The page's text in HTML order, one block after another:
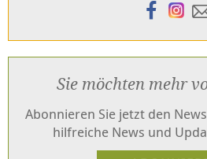
Sie möchten mehr
Abonnieren Sie jetzt den
hilfreiche News und